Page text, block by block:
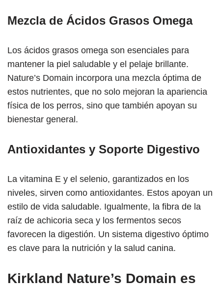
Mezcla de Ácidos Grasos Omega
Los ácidos grasos omega son esenciales para
mantener la piel saludable y el pelaje brillante.
Nature’s Domain incorpora una mezcla óptima de
estos nutrientes, que no solo mejoran la apariencia
física de los perros, sino que también apoyan su
bienestar general.
Antioxidantes y Soporte Digestivo
La vitamina E y el selenio, garantizados en los
niveles, sirven como antioxidantes. Estos apoyan un
estilo de vida saludable. Igualmente, la fibra de la
raíz de achicoria seca y los fermentos secos
favorecen la digestión. Un sistema digestivo óptimo
es clave para la nutrición y la salud canina.
Kirkland Nature’s Domain es